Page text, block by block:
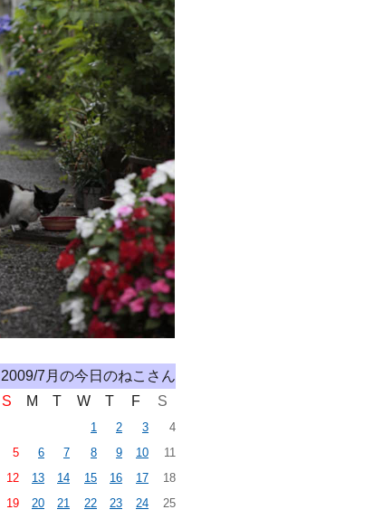
2009/7月の今日のねこさん
S
M T W T F S
1 2 3
4
5
6 7 8 9 10
11
12
13 14 15 16 17
18
19
20 21 22 23 24
25